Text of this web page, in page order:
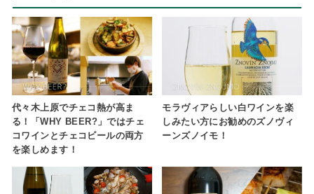
代々木上原でチェコ熱が高ま
る！「WHY BEER?」ではチェ
コワインとチェコビールの両方
を楽しめます！
モラヴィアらしい白ワインを楽
しみたい方にお勧めのズノヴィ
ーンズノイモ！